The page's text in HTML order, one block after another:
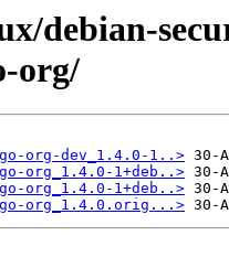
debian-
org/
org-dev_1.4.0-1..>
org_1.4.0-1+deb..>
org_1.4.0-1+deb..>
org_1.4.0.orig...>